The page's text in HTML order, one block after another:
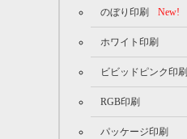
のぼり印刷 New!
ホワイト印刷
ビビッドピンク印刷
RGB印刷
パッケージ印刷